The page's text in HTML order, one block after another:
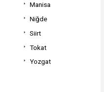
Manisa
Niğde
Siirt
Tokat
Yozgat